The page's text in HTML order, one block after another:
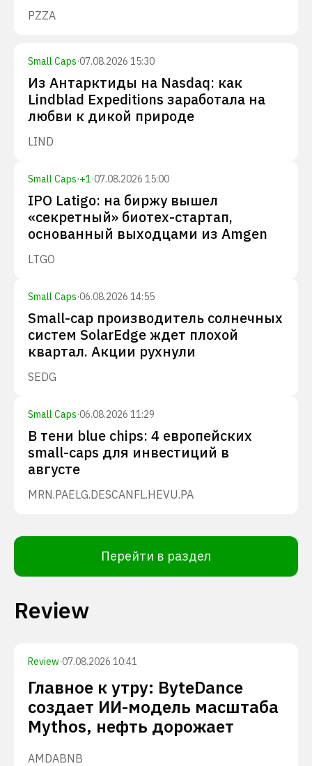
PZZA
Small Caps·07.08.2026 15:30
Из Антарктиды на Nasdaq: как
Lindblad Expeditions заработала на
любви к дикой природе
LIND
Small Caps·+1·07.08.2026 15:00
IPO Latigo: на биржу вышел
«секретный» биотех-стартап,
основанный выходцами из Amgen
LTGO
Small Caps·06.08.2026 14:55
Small-cap производитель солнечных
систем SolarEdge ждет плохой
квартал. Акции рухнули
SEDG
Small Caps·06.08.2026 11:29
В тени blue chips: 4 европейских
small-caps для инвестиций в
августе
MRN.PAELG.DESCANFL.HEVU.PA
Перейти в раздел
Review
Review·07.08.2026 10:41
Главное к утру: ByteDance
создает ИИ-модель масштаба
Mythos, нефть дорожает
AMDABNB